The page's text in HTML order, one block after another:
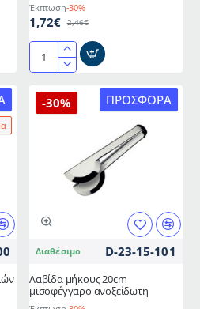
Έκπτωση-30%
1,72€ 2,46€
Λαβίδα
με
διάσταση
ΠΡΟΣΦΟΡΆ
-30%
Διαθέσιμο D-23-15-101
Λαβίδα μήκους 20cm
μισοφέγγαρο ανοξείδωτη